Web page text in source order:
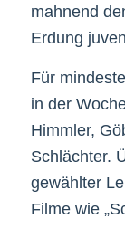
mahnend
Erdung
Für
in der
Himmler,
Schlächter.
gewählter
Filme wie